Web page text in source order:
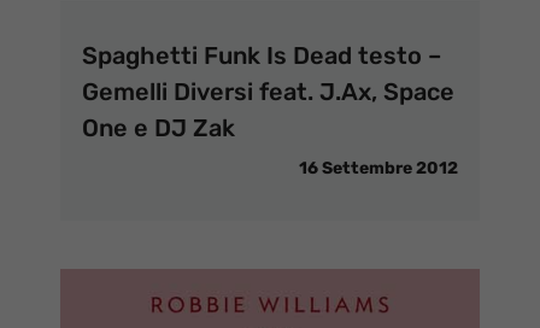
Spaghetti Funk Is Dead testo –
Gemelli Diversi feat. J.Ax, Space
One e DJ Zak
16 Settembre 2012